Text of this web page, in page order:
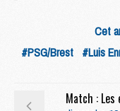
Cet
#PSG/Brest #Luis
Match : Les